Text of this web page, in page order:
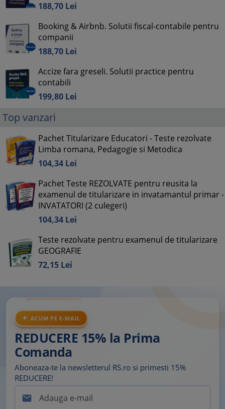
188,70 Lei
Booking & Airbnb. Solutii fiscal-contabile pentru
companii
188,70 Lei
Accize fara greseli. Solutii practice pentru
contabili
199,80 Lei
Top vanzari
Pachet Titularizare Educatori - Teste rezolvate
Limba romana, Pedagogie si Metodica
104,34 Lei
Pachet Teste REZOLVATE pentru reusita la
examenul de titularizare in invatamantul primar -
INVATATORI (2 culegeri)
104,34 Lei
Teste rezolvate pentru examenul de titularizare
GEOGRAFIE
72,15 Lei
ACUM PE E-MAIL
REDUCERE 15% la Prima
Comanda
Aboneaza-te la newsletterul RS.ro si primesti 15%
REDUCERE!
